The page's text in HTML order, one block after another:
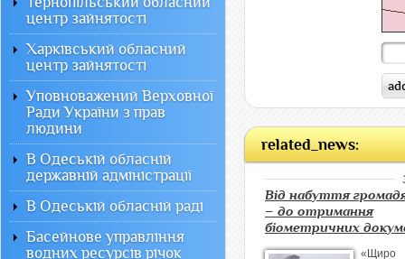
related_news:
Від набуття
– до отримання
біометричних
«Щиро
центр зайнятості
Харківський обласний
центр зайнятості
Уповноважений Верховної
Ради України з прав
людини
В Одеській обласній
державній адміністрації
В Одеській обласній раді
Басейнове управління
водних ресурсів річок